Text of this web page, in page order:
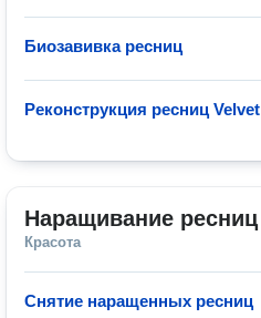
Биозавивка ресниц
Реконструкция ресниц Velvet
Наращивание ресниц
Красота
Снятие наращенных ресниц